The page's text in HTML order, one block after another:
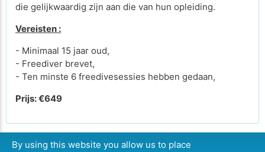
die gelijkwaardig zijn aan die van hun opleiding.
Vereisten :
- Minimaal 15 jaar oud,
- Freediver brevet,
- Ten minste 6 freedivesessies hebben gedaan,
Prijs: €649
By using this website you allow us to place